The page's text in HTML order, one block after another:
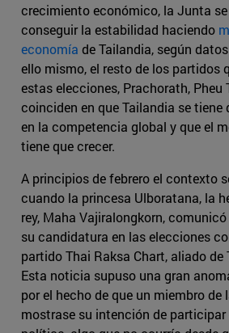
crecimiento económico, la Junta
conseguir la estabilidad haciendo
economía de Tailandia, según
ello mismo, el resto de los partidos
estas elecciones, Prachorath, Pheu
coinciden en que Tailandia se tiene
en la competencia global y que el
tiene que crecer.
A principios de febrero el contexto
cuando la princesa Ulboratana, la
rey, Maha Vajiralongkorn,
su candidatura en las elecciones
partido Thai Raksa Chart, aliado
Esta noticia supuso una gran
por el hecho de que un miembro de
mostrase su intención de